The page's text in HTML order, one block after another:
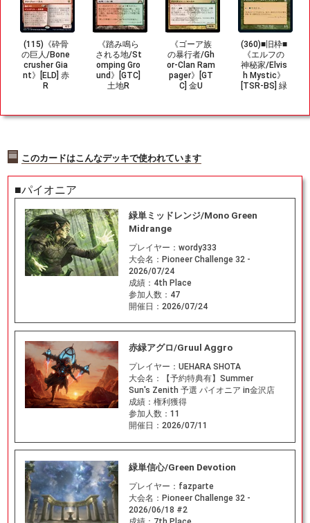
(115)《砕骨
の巨人/Bone
crusher Gia
nt》[ELD] 赤
R
《踏み鳴ら
される地/St
omping Gro
und》[GTC]
土地R
《ゴーア族
の暴行者/Gh
or-Clan Ram
pager》[GT
C] 金U
(360)■旧枠■
《エルフの
神秘家/Elvis
h Mystic》
[TSR-BS] 緑
このカードはこんなデッキで使われています
■パイオニア
緑単ミッドレンジ/Mono Green
Midrange
プレイヤー： wordy333
大会名： Pioneer Challenge 32 -
2026/07/24
成績： 4th Place
参加人数： 47
開催日： 2026/07/24
赤緑アグロ/Gruul Aggro
プレイヤー： UEHARA SHOTA
大会名：
【予約特典有】Summer
Sun's Zenith 予選 パイオニア in金沢店
成績： 権利獲得
参加人数： 11
開催日： 2026/07/11
緑単信心/Green Devotion
プレイヤー： fazparte
大会名： Pioneer Challenge 32 -
2026/06/18 #2